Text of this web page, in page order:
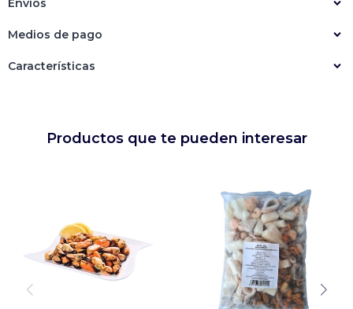
Envíos
Medios de pago
Características
Productos que te pueden interesar
Tallarines
Ñoquis
Especialidades
Nuggets
Sin rebozar
Otros
Rebozados
Sin Rebozar
Otros
Helados
Tortas